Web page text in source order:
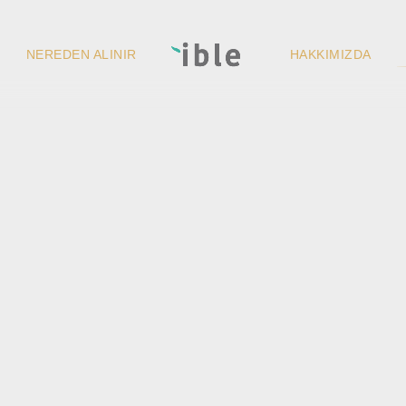
NEREDEN ALINIR HAKKIMIZDA